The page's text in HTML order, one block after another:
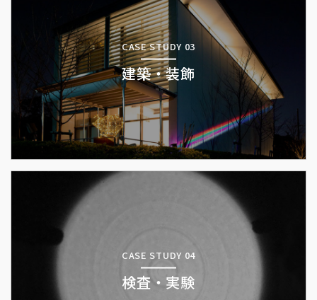
CASE STUDY 03
建築・装飾
CASE STUDY 04
検査・実験